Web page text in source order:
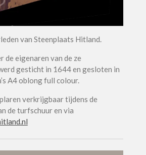
van Steenplaats Hitland.
de eigenaren van de ze
gesticht in 1644 en gesloten in
A4 oblong full colour.
verkrijgbaar tijdens de
de turfschuur en via